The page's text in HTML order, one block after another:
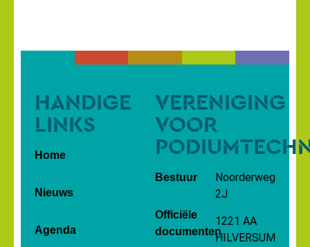
HANDIGE
LINKS
Home
Nieuws
Agenda
VERENIGING
VOOR
Bestuur
Officiële
documenten
Noorderweg
2J
1221 AA
HILVERSUM